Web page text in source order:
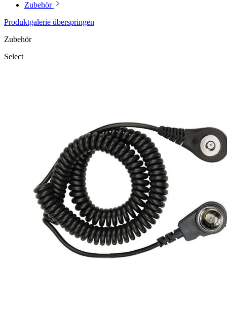
Zubehör
Produktgalerie überspringen
Zubehör
Select